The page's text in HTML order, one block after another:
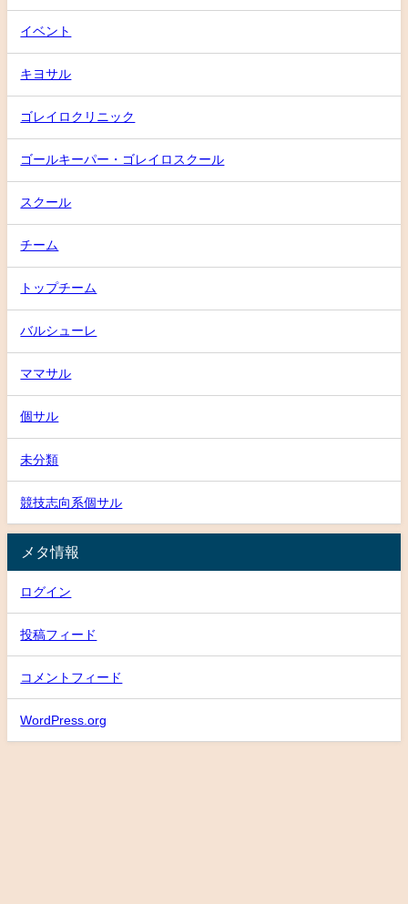
イベント
キヨサル
ゴレイロクリニック
ゴールキーパー・ゴレイロスクール
スクール
チーム
トップチーム
バルシューレ
ママサル
個サル
未分類
競技志向系個サル
メタ情報
ログイン
投稿フィード
コメントフィード
WordPress.org